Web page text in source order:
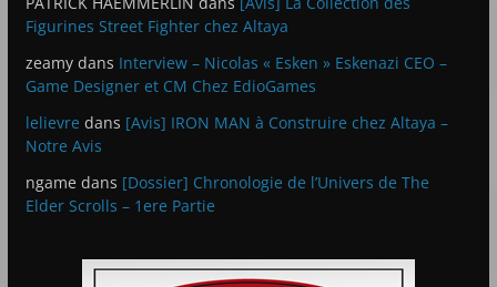
Figurines Street Fighter chez Altaya
zeamydans Interview – Nicolas « Esken » Eskenazi CEO –
Game Designer et CM Chez EdioGames
lelievre dans [Avis] IRON MAN à Construire chez Altaya –
Notre Avis
ngame dans [Dossier] Chronologie de l’Univers de The
Elder Scrolls – 1ere Partie